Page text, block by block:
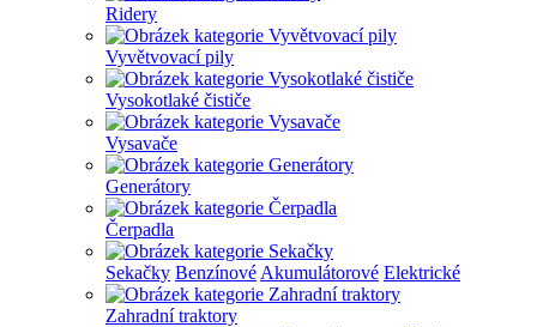
Ridery
Vyvětvovací pily
Vysokotlaké čističe
Vysavače
Generátory
Čerpadla
Sekačky Benzínové Akumulátorové Elektrické
Zahradní traktory